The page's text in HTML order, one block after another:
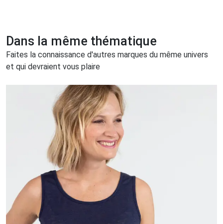
Dans la même thématique
Faites la connaissance d'autres marques du même univers
et qui devraient vous plaire